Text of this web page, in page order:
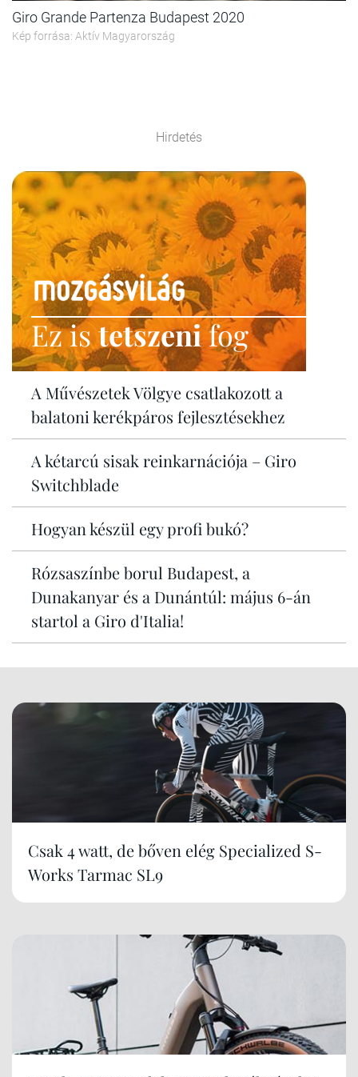
Giro Grande Partenza Budapest 2020
Kép forrása: Aktív Magyarország
Hirdetés
Ez istetszenifog
A Művészetek Völgye csatlakozott a
balatoni kerékpáros fejlesztésekhez
A kétarcú sisak reinkarnációja – Giro
Switchblade
Hogyan készül egy profi bukó?
Rózsaszínbe borul Budapest, a
Dunakanyar és a Dunántúl: május 6-án
startol a Giro d'Italia!
Csak 4 watt, de bőven elég Specialized S-
Works Tarmac SL9